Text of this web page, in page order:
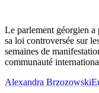
Le parlement géorgien a
sa loi controversée sur
semaines de
communauté
Alexandra Brzozowski